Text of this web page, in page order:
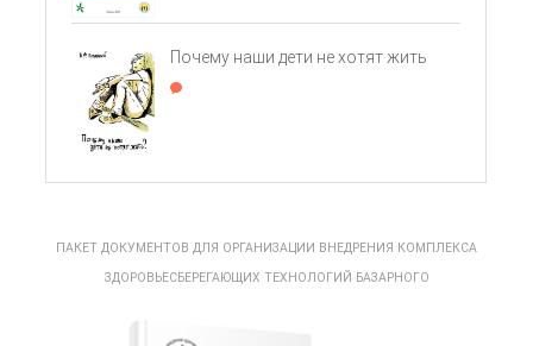
Почему наши дети не хотят жить
ПАКЕТ ДОКУМЕНТОВ ДЛЯ ОРГАНИЗАЦИИ ВНЕДРЕНИЯ КОМПЛЕКСА
ЗДОРОВЬЕСБЕРЕГАЮЩИХ ТЕХНОЛОГИЙ БАЗАРНОГО